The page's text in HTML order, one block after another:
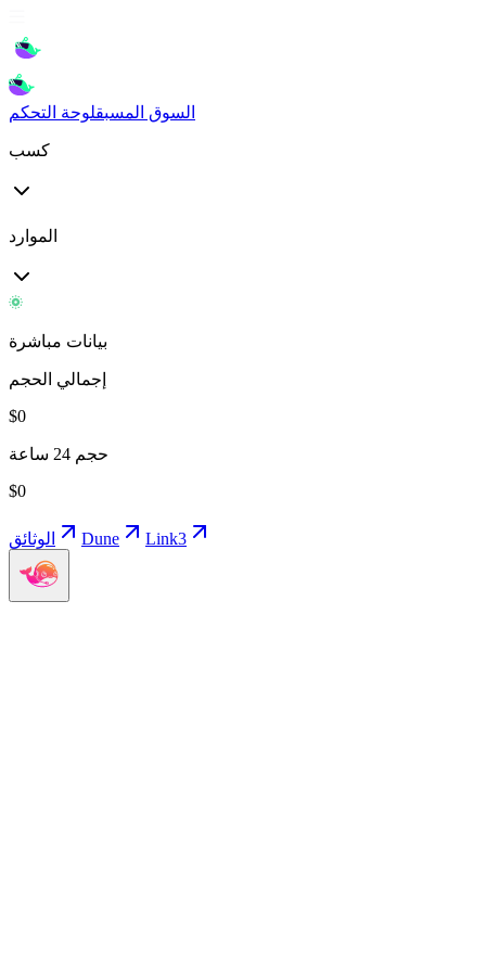
السوق المسبقلوحة التحكم
كسب
الموارد
بيانات مباشرة
إجمالي الحجم
$0
حجم 24 ساعة
$0
الوثائق Dune Link3